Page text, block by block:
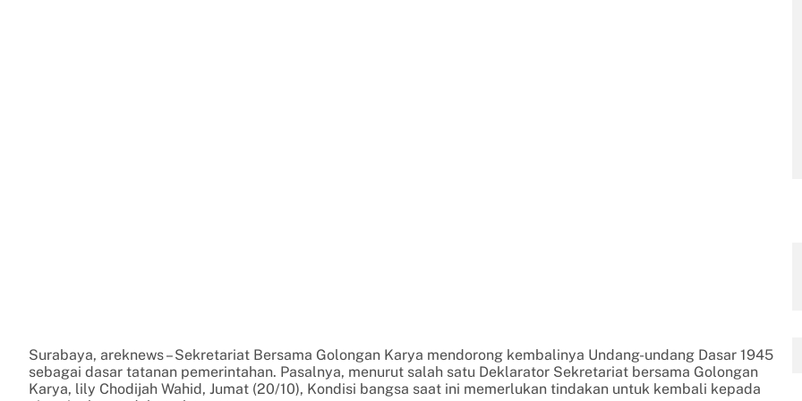
Surabaya, areknews – Sekretariat Bersama Golongan Karya mendorong kembalinya Undang-undang Dasar 1945
sebagai dasar tatanan pemerintahan. Pasalnya, menurut salah satu Deklarator Sekretariat bersama Golongan
Karya, lily Chodijah Wahid, Jumat (20/10), Kondisi bangsa saat ini memerlukan tindakan untuk kembali kepada